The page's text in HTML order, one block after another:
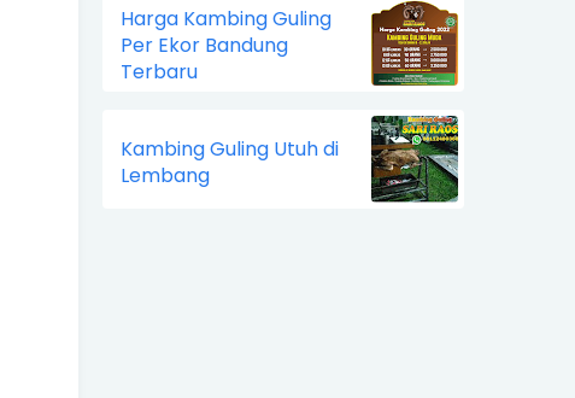
Harga Kambing Guling
Per Ekor Bandung
Terbaru
Kambing Guling Utuh di
Lembang